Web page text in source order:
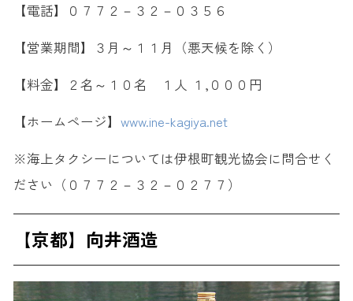
【電話】０７７２－３２－０３５６
【営業期間】３月～１１月（悪天候を除く）
【料金】２名～１０名 １人 １,０００円
【ホームページ】 www.ine-kagiya.net
※海上タクシーについては伊根町観光協会に問合せく
ださい（０７７２－３２－０２７７）
【京都】向井酒造